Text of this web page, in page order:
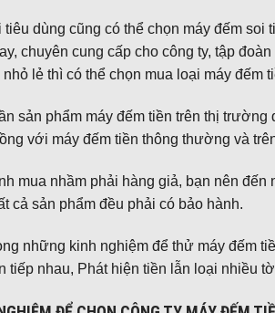
dùng cũng có thể chọn máy đếm
chuyên cung cấp cho công ty, tập
nhỏ lẻ thì có thể chọn mua loại máy
sản phẩm máy đếm tiền trên thị
với máy đếm tiền thông thường và
mua nhầm phải hàng giả, bạn nên
cả sản phẩm đều phải có bảo hành.
những kinh nghiệm để thử máy đếm
tiếp nhau, Phát hiện tiền lẫn loại nhiều